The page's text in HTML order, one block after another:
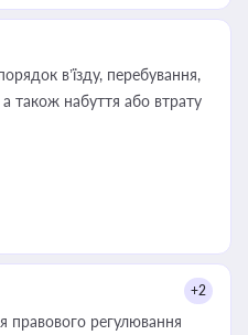
в’їзду, перебування,
також набуття або втрату
+2
правового регулювання